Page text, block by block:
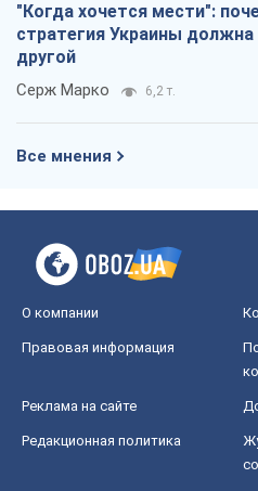
"Когда хочется мести":
стратегия Украины должна
другой
Серж Марко 6,2 т.
Все мнения
О компании
Правовая информация
Реклама на сайте
Редакционная политика